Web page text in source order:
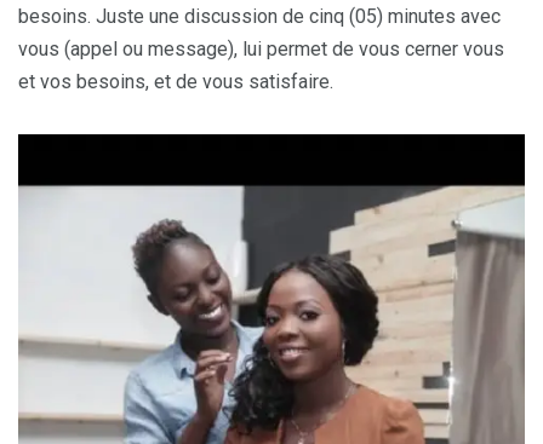
besoins. Juste une discussion de cinq (05) minutes avec
vous (appel ou message), lui permet de vous cerner vous
et vos besoins, et de vous satisfaire.